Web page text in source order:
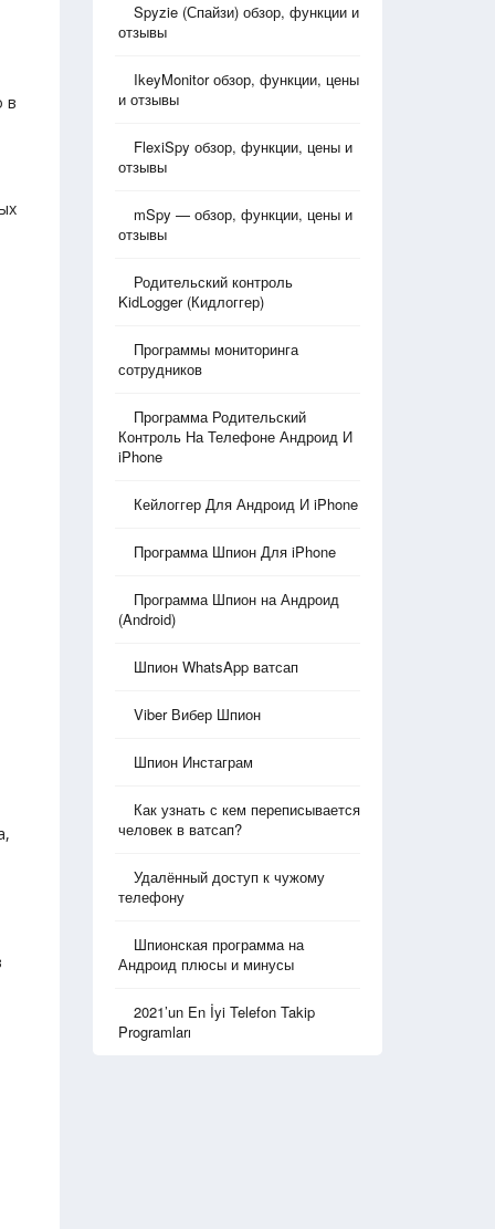
в
Spyzie (Спайзи) обзор, функции и
отзывы
IkeyMonitor обзор, функции, цены
и отзывы
FlexiSpy обзор, функции, цены и
отзывы
mSpy — обзор, функции, цены и
отзывы
Родительский контроль
KidLogger (Кидлоггер)
Программы мониторинга
сотрудников
Программа Родительский
Контроль На Телефоне Андроид И
iPhone
Кейлоггер Для Андроид И iPhone
Программа Шпион Для iPhone
Программа Шпион на Андроид
(Android)
Шпион WhatsApp ватсап
Viber Вибер Шпион
Шпион Инстаграм
Как узнать с кем переписывается
человек в ватсап?
Удалённый доступ к чужому
телефону
Шпионская программа на
Андроид плюсы и минусы
2021’un En İyi Telefon Takip
Programları